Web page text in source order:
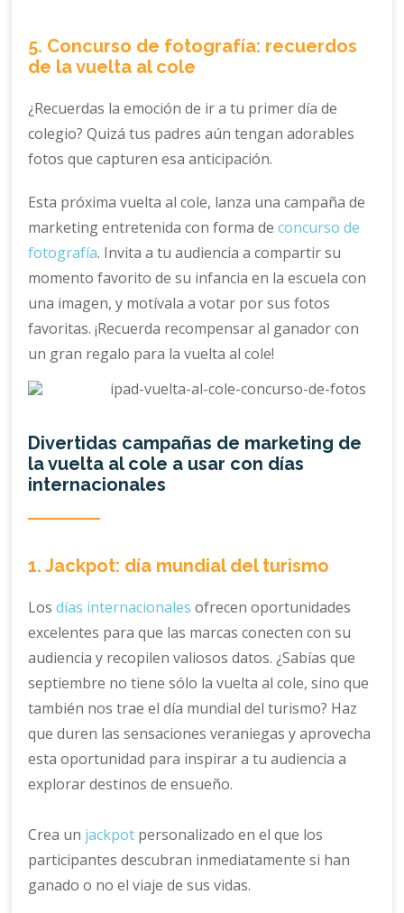
5. Concurso de fotografía: recuerdos
de la vuelta al cole
¿Recuerdas la emoción de ir a tu primer día de
colegio? Quizá tus padres aún tengan adorables
fotos que capturen esa anticipación.
Esta próxima vuelta al cole, lanza una campaña de
marketing entretenida con forma deconcurso de
fotografía. Invita a tu audiencia a compartir su
momento favorito de su infancia en la escuela con
una imagen, y motívala a votar por sus fotos
favoritas. ¡Recuerda recompensar al ganador con
un gran regalo para la vuelta al cole!
Divertidas campañas de marketing de
la vuelta al cole a usar con días
internacionales
1. Jackpot: día mundial del turismo
Losdías internacionales ofrecen oportunidades
excelentes para que las marcas conecten con su
audiencia y recopilen valiosos datos. ¿Sabías que
septiembre no tiene sólo la vuelta al cole, sino que
también nos trae el día mundial del turismo? Haz
que duren las sensaciones veraniegas y aprovecha
esta oportunidad para inspirar a tu audiencia a
explorar destinos de ensueño.
Crea un jackpot personalizado en el que los
participantes descubran inmediatamente si han
ganado o no el viaje de sus vidas.